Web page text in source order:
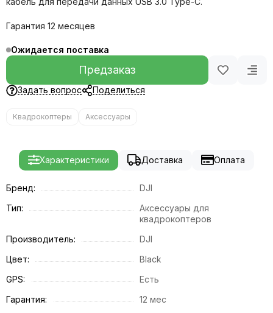
Гарантия 12 месяцев
Ожидается поставка
Предзаказ
Задать вопрос Поделиться
Квадрокоптеры Аксессуары
Характеристики Доставка Оплата
Бренд:
DJI
Тип:
Аксессуары для
квадрокоптеров
Производитель:
DJI
Цвет:
Black
GPS:
Есть
Гарантия:
12 мес